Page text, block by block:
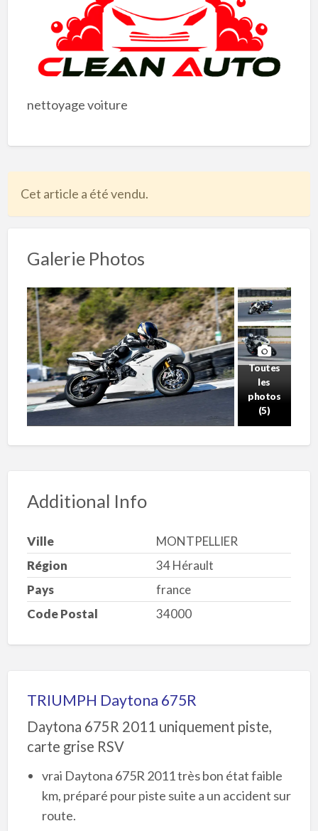
nettoyage voiture
Cet article a été vendu.
Galerie Photos
Toutes
les
photos
(5)
Additional Info
Ville
MONTPELLIER
Région
34 Hérault
Pays
france
Code Postal
34000
TRIUMPH Daytona 675R
Daytona 675R 2011 uniquement piste,
carte grise RSV
vrai Daytona 675R 2011 très bon état faible
km, préparé pour piste suite a un accident sur
route.